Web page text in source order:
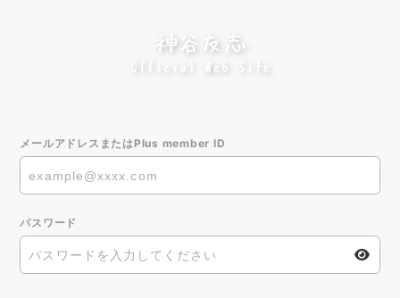
メールアドレスまたはPlus member ID
パスワード